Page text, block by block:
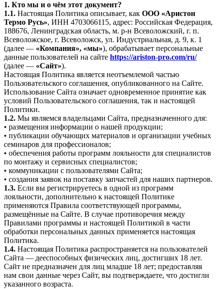
1. Кто мы и о чём этот документ?
1.1. Настоящая Политика описывает, как ООО «Аристон
Термо Русь», ИНН 4703066115, адрес: Российская Федерация,
188676, Ленинградская область, м. р-н Всеволожский, г. п.
Всеволожское, г. Всеволожск, ул. Индустриальная, д. 9, к. 1
(далее — «Компания», «мы»), обрабатывает персональные
данные пользователей на сайте https://ariston-pro.com/ru/
(далее — «Сайт»).
Настоящая Политика является неотъемлемой частью
Пользовательского соглашения, опубликованного на Сайте.
Использование Сайта означает одновременное принятие как
условий Пользовательского соглашения, так и настоящей
Политики.
1.2. Мы являемся владельцами Сайта, предназначенного для:
• размещения информации о нашей продукции;
• публикации обучающих материалов и организации учебных
семинаров для профессионалов;
• обеспечения работы программ лояльности для специалистов
по монтажу и сервисных специалистов;
• коммуникации с пользователями Сайта;
• создания заявок на поставку запчастей для наших партнеров.
1.3. Если вы регистрируетесь в одной из программ
лояльности, дополнительно к настоящей Политике
применяются Правила соответствующей программы,
размещённые на Сайте. В случае противоречия между
Правилами программы и настоящей Политикой в части
обработки персональных данных применяется настоящая
Политика.
1.4. Настоящая Политика распространяется на пользователей
Сайта — дееспособных физических лиц, достигших 18 лет.
Сайт не предназначен для лиц младше 18 лет; предоставляя
нам свои данные через Сайт, вы подтверждаете, что достигли
указанного возраста.